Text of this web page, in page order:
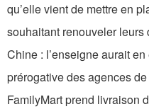
qu’elle vient de mettre en
souhaitant renouveler
Chine : l’enseigne aurait
prérogative des agences
FamilyMart prend livraison